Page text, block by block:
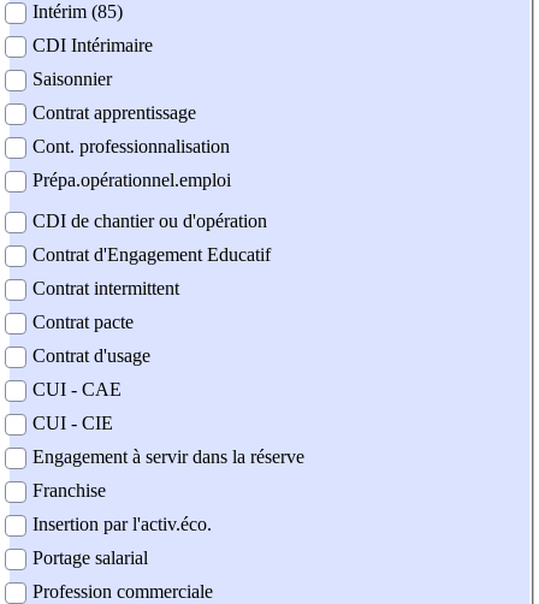
Intérim (85)
CDI Intérimaire
Saisonnier
Contrat apprentissage
Cont. professionnalisation
Prépa.opérationnel.emploi
CDI de chantier ou d'opération
Contrat d'Engagement Educatif
Contrat intermittent
Contrat pacte
Contrat d'usage
CUI - CAE
CUI - CIE
Engagement à servir dans la réserve
Franchise
Insertion par l'activ.éco.
Portage salarial
Profession commerciale